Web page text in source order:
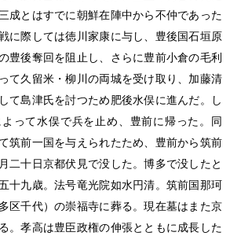
成とはすでに朝鮮在陣中から不仲であった
に際しては徳川家康に与し、豊後国石垣原
豊後奪回を阻止し、さらに豊前小倉の毛利
て久留米・柳川の両城を受け取り、加藤清
て島津氏を討つため肥後水俣に進んだ。し
って水俣で兵を止め、豊前に帰った。同
筑前一国を与えられたため、豊前から筑前
二十日京都伏見で没した。博多で没したと
十九歳。法号竜光院如水円清。筑前国那珂
区千代）の崇福寺に葬る。現在墓はまた京
。孝高は豊臣政権の伸張とともに成長した